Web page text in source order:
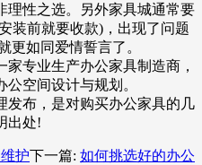
理性之选。另外家具城通常要
装前就要收款)，出现了问题
更如同爱情誓言了。
专业生产办公家具制造商，
空间设计与规划。
发布，是对购买办公家具的几
出处!
护下一篇: 如何挑选好的办公